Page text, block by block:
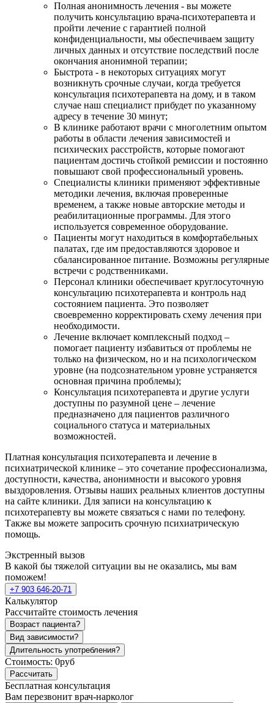
Полная анонимность лечения - вы можете
получить консультацию врача-психотерапевта и
пройти лечение с гарантией полной
конфиденциальности, мы обеспечиваем защиту
личных данных и отсутствие последствий после
окончания анонимной терапии;
Быстрота - в некоторых ситуациях могут
возникнуть срочные случаи, когда требуется
консультация психотерапевта на дому, и в таком
случае наш специалист прибудет по указанному
адресу в течение 30 минут;
В клинике работают врачи с многолетним опытом
работы в области лечения зависимостей и
психических расстройств, которые помогают
пациентам достичь стойкой ремиссии и постоянно
повышают свой профессиональный уровень.
Специалисты клиники применяют эффективные
методики лечения, включая проверенные
временем, а также новые авторские методы и
реабилитационные программы. Для этого
используется современное оборудование.
Пациенты могут находиться в комфортабельных
палатах, где им предоставляются здоровое и
сбалансированное питание. Возможны регулярные
встречи с родственниками.
Персонал клиники обеспечивает круглосуточную
консультацию психотерапевта и контроль над
состоянием пациента. Это позволяет
своевременно корректировать схему лечения при
необходимости.
Лечение включает комплексный подход –
помогает пациенту избавиться от проблемы не
только на физическом, но и на психологическом
уровне (на подсознательном уровне устраняется
основная причина проблемы);
Консультация психотерапевта и другие услуги
доступны по разумной цене – лечение
предназначено для пациентов различного
социального статуса и материальных
возможностей.
Платная консультация психотерапевта и лечение в
психиатрической клинике – это сочетание профессионализма,
доступности, качества, анонимности и высокого уровня
выздоровления. Отзывы наших реальных клиентов доступны
на сайте клиники. Для записи на консультацию к
психотерапевту вы можете связаться с нами по телефону.
Также вы можете запросить срочную психиатрическую
помощь.
Экстренный вызов
В какой бы тяжелой ситуации вы не оказались, мы вам
поможем!
+7 903 646-20-71
Калькулятор
Рассчитайте стоимость лечения
Возраст пациента?
Вид зависимости?
Длительность употребления?
Стоимость: 0руб
Рассчитать
Бесплатная консультация
Вам перезвонит врач-нарколог